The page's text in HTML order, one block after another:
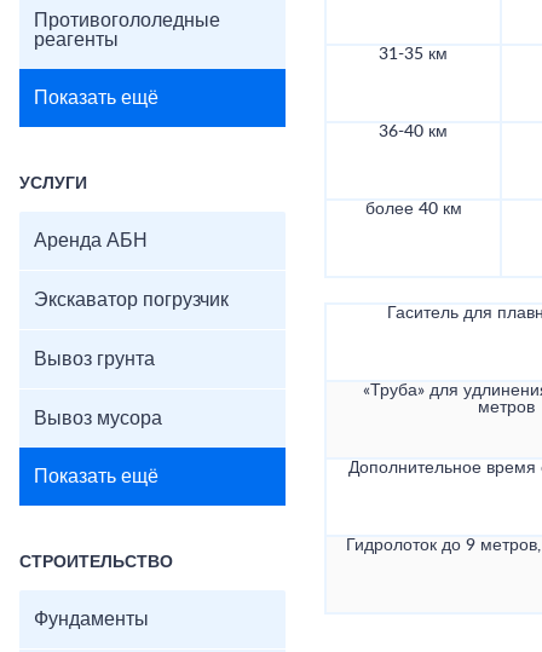
Противогололедные
реагенты
Показать ещё
УСЛУГИ
Аренда АБН
Экскаватор погрузчик
Вывоз грунта
Вывоз мусора
Показать ещё
СТРОИТЕЛЬСТВО
Фундаменты
31-35 км
36-40 км
более 40 км
Гаситель для
«Труба» для
метров
Дополнительное
Гидролоток до 9